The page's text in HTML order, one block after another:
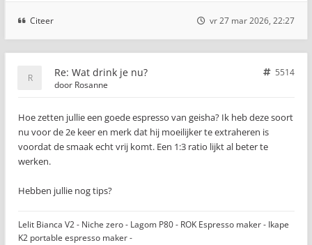
Citeer vr 27 mar 2026, 22:27
Re: Wat drink je nu?
5514
door Rosanne
Hoe zetten jullie een goede espresso van geisha? Ik heb deze soort
nu voor de 2e keer en merk dat hij moeilijker te extraheren is
voordat de smaak echt vrij komt. Een 1:3 ratio lijkt al beter te
werken.
Hebben jullie nog tips?
Lelit Bianca V2 - Niche zero - Lagom P80 - ROK Espresso maker - Ikape
K2 portable espresso maker -